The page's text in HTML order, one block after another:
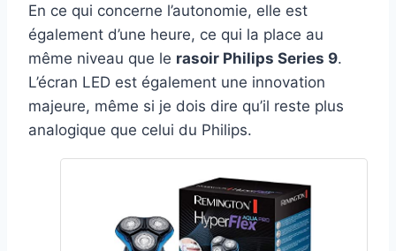
En ce qui concerne l’autonomie, elle est
également d’une heure, ce qui la place au
même niveau que le rasoir Philips Series 9.
L’écran LED est également une innovation
majeure, même si je dois dire qu’il reste plus
analogique que celui du Philips.